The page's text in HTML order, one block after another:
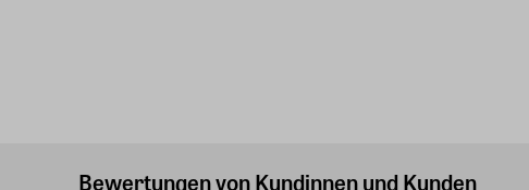
Bewertungen von Kundinnen und Kunden